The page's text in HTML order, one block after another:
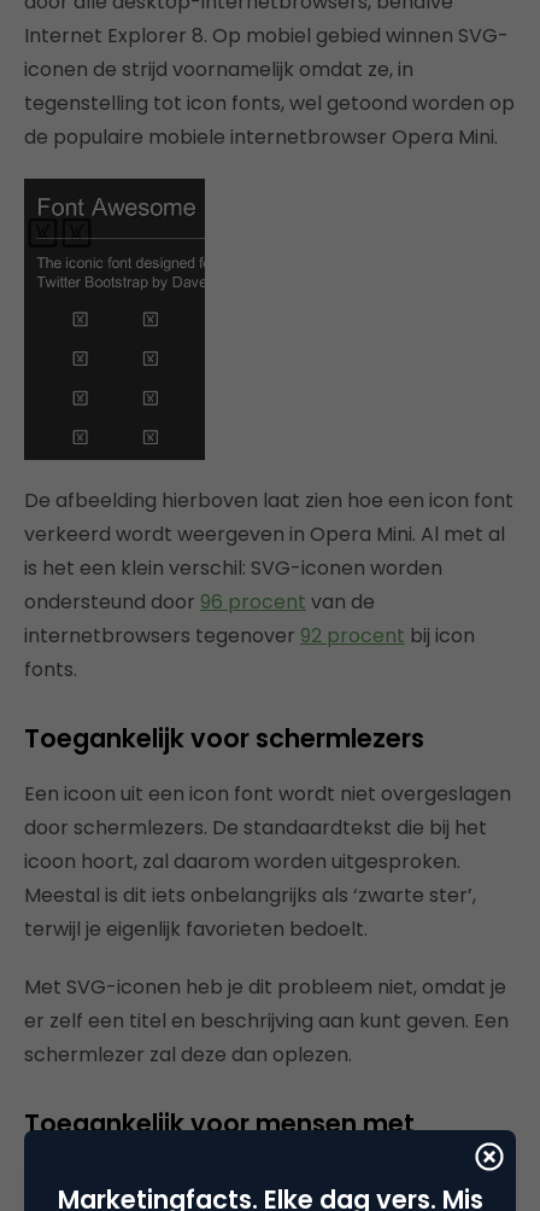
Internet Explorer 8. Op mobiel gebied winnen SVG-
iconen de strijd voornamelijk omdat ze, in
tegenstelling tot icon fonts, wel getoond worden op
de populaire mobiele internetbrowser Opera Mini.
De afbeelding hierboven laat zien hoe een icon font
verkeerd wordt weergeven in Opera Mini. Al met al
is het een klein verschil: SVG-iconen worden
ondersteund door 96 procent van de
internetbrowsers tegenover 92 procent bij icon
fonts.
Toegankelijk voor schermlezers
Een icoon uit een icon font wordt niet overgeslagen
door schermlezers. De standaardtekst die bij het
icoon hoort, zal daarom worden uitgesproken.
Meestal is dit iets onbelangrijks als ‘zwarte ster’,
terwijl je eigenlijk favorieten bedoelt.
Met SVG-iconen heb je dit probleem niet, omdat je
er zelf een titel en beschrijving aan kunt geven. Een
schermlezer zal deze dan oplezen.
Toegankelijk voor mensen met
Marketingfacts. Elke dag vers. Mis